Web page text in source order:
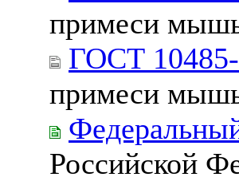
примеси
ГОСТ
примеси
Российской